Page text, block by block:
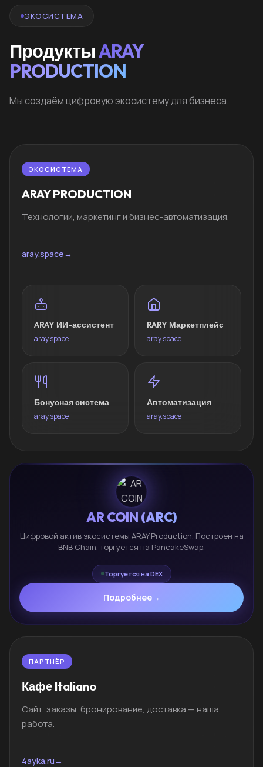
ЭКОСИСТЕМА
ПродуктыARAY
PRODUCTION
Мы создаём цифровую экосистему для бизнеса.
ЭКОСИСТЕМА
ARAY PRODUCTION
Технологии, маркетинг и бизнес-автоматизация.
aray.space→
ARAY ИИ-ассистент
aray.space
RARY Маркетплейс
aray.space
Бонусная система
aray.space
Автоматизация
aray.space
AR COIN (ARC)
Цифровой актив экосистемы ARAY Production. Построен на
BNB Chain, торгуется на PancakeSwap.
Торгуется на DEX
Подробнее→
ПАРТНЁР
Кафе Italiano
Сайт, заказы, бронирование, доставка — наша
работа.
4ayka.ru→